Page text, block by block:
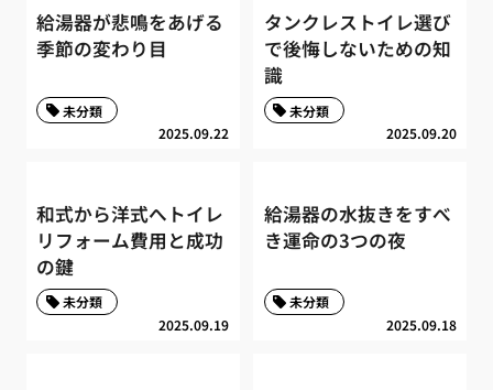
給湯器が悲鳴をあげる
季節の変わり目
2025.09.22
未分類
タンクレストイレ選び
で後悔しないための知
識
2025.09.20
未分類
和式から洋式へトイレ
リフォーム費用と成功
の鍵
2025.09.19
未分類
給湯器の水抜きをすべ
き運命の3つの夜
2025.09.18
未分類